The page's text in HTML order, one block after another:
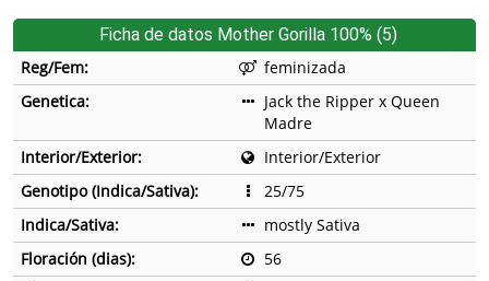
Ficha de datos Mother Gorilla 100% (5)
Reg/Fem:
feminizada
Genetica:
Jack the Ripper x Queen
Madre
Interior/Exterior:
Interior/Exterior
Genotipo (Indica/Sativa):
25/75
Indica/Sativa:
mostly Sativa
Floración (dias):
56